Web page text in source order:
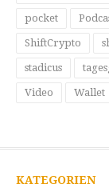
pocket
ShiftCrypto
stadicus
Video Wallet
KATEGORIEN